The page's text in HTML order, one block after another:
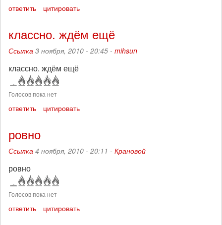
ответить цитировать
классно. ждём ещё
Ссылка 3 ноября, 2010 - 20:45 - mihsun
классно. ждём ещё
Голосов пока нет
ответить цитировать
ровно
Ссылка 4 ноября, 2010 - 20:11 - Крановой
ровно
Голосов пока нет
ответить цитировать